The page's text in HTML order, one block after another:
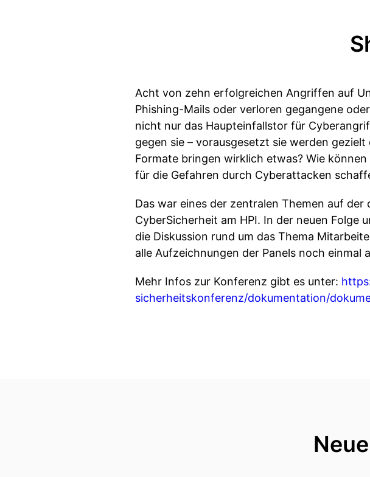
Acht von zehn erfolgreichen Angriffen auf
Phishing-Mails oder verloren gegangene
nicht nur das Haupteinfallstor für
gegen sie – vorausgesetzt sie werden
Formate bringen wirklich etwas? Wie
für die Gefahren durch Cyberattacken
Das war eines der zentralen Themen auf
CyberSicherheit am HPI. In der neuen Folge
die Diskussion rund um das Thema
alle Aufzeichnungen der Panels noch einmal
Mehr Infos zur Konferenz gibt es unter:
sicherheitskonferenz/dokumentation/